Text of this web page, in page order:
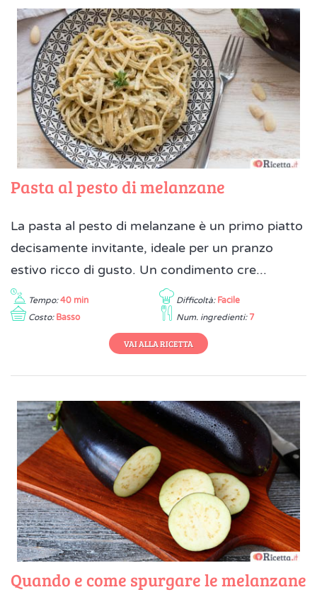
Pasta al pesto di melanzane
La pasta al pesto di melanzane è un primo piatto
decisamente invitante, ideale per un pranzo
estivo ricco di gusto. Un condimento cre...
Tempo: 40 min Difficoltà: Facile
Costo: Basso Num. ingredienti: 7
VAI ALLA RICETTA
Quando e come spurgare le melanzane